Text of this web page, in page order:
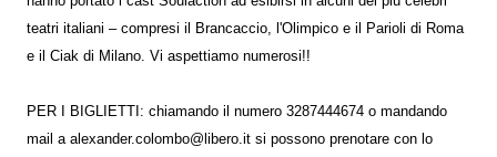
teatri italiani – compresi il Brancaccio, l'Olimpico e il Parioli di Roma
e il Ciak di Milano. Vi aspettiamo numerosi!!
PER I BIGLIETTI: chiamando il numero 3287444674 o mandando
mail a alexander.colombo@libero.it si possono prenotare con lo